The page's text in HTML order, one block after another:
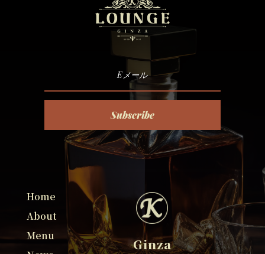
Subscribe
Ginza
Home
About
Menu